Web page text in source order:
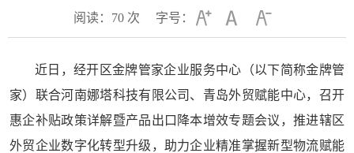
阅读： 70次 字号：
近日，经开区金牌管家企业服务中心（以下简称金牌管
家）联合河南娜塔科技有限公司、青岛外贸赋能中心，召开
惠企补贴政策详解暨产品出口降本增效专题会议，推进辖区
外贸企业数字化转型升级，助力企业精准掌握新型物流赋能